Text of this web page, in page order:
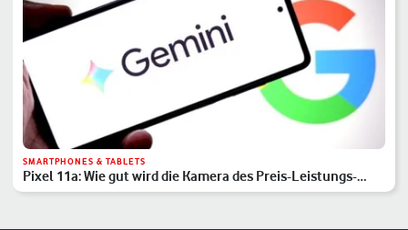
SMARTPHONES & TABLETS
Pixel 11a: Wie gut wird die Kamera des Preis-Leistungs-
Hits?